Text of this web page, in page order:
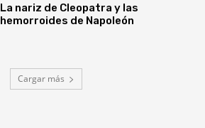
La nariz de Cleopatra y las
hemorroides de Napoleón
Cargar más